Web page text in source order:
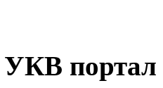
УКВ портал